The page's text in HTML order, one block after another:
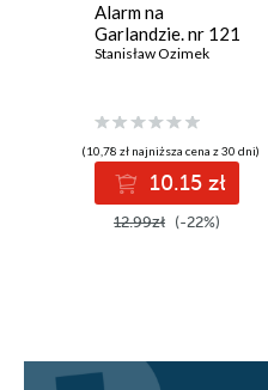
Alarm na
Garlandzie. nr 121
Stanisław Ozimek
(10,78 zł najniższa cena z 30 dni)
10.15 zł
12.99zł (-22%)